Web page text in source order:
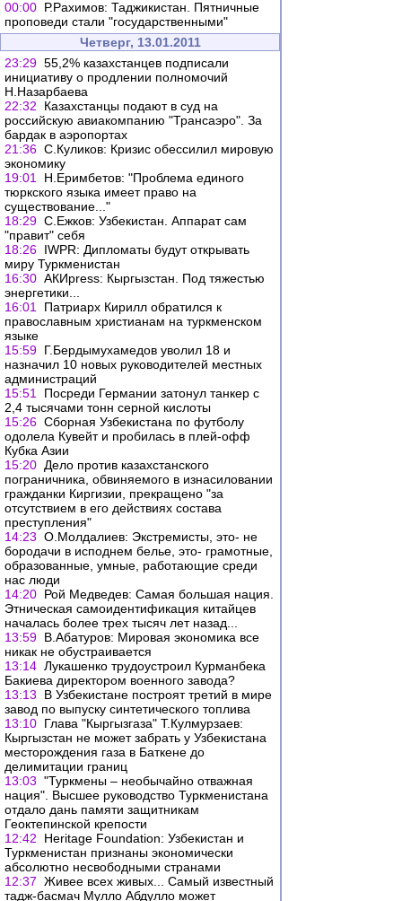
00:00 Р.Рахимов: Таджикистан. Пятничные
проповеди стали "государственными"
Четверг, 13.01.2011
23:29 55,2% казахстанцев подписали
инициативу о продлении полномочий
Н.Назарбаева
22:32
Казахстанцы подают в суд на
российскую авиакомпанию "Трансаэро". За
бардак в аэропортах
21:36 С.Куликов: Кризис обессилил мировую
экономику
19:01
Н.Еримбетов: "Проблема единого
тюркского языка имеет право на
существование..."
18:29 С.Ежков: Узбекистан. Аппарат сам
"правит" себя
18:26 IWPR: Дипломаты будут открывать
миру Туркменистан
16:30 АКИpress: Кыргызстан. Под тяжестью
энергетики...
16:01
Патриарх Кирилл обратился к
православным христианам на туркменском
языке
15:59 Г.Бердымухамедов уволил 18 и
назначил 10 новых руководителей местных
администраций
15:51
Посреди Германии затонул танкер с
2,4 тысячами тонн серной кислоты
15:26 Сборная Узбекистана по футболу
одолела Кувейт и пробилась в плей-офф
Кубка Азии
15:20 Дело против казахстанского
пограничника, обвиняемого в изнасиловании
гражданки Киргизии, прекращено "за
отсутствием в его действиях состава
преступления"
14:23 О.Молдалиев: Экстремисты, это- не
бородачи в исподнем белье, это- грамотные,
образованные, умные, работающие среди
нас люди
14:20 Рой Медведев: Самая большая нация.
Этническая самоидентификация китайцев
началась более трех тысяч лет назад...
13:59 В.Абатуров: Мировая экономика все
никак не обустраивается
13:14 Лукашенко трудоустроил Курманбека
Бакиева директором военного завода?
13:13
В Узбекистане построят третий в мире
завод по выпуску синтетического топлива
13:10 Глава "Кыргызгаза" Т.Кулмурзаев:
Кыргызстан не может забрать у Узбекистана
месторождения газа в Баткене до
делимитации границ
13:03 "Туркмены – необычайно отважная
нация". Высшее руководство Туркменистана
отдало дань памяти защитникам
Геоктепинской крепости
12:42
Heritage Foundation: Узбекистан и
Туркменистан признаны экономически
абсолютно несвободными странами
12:37 Живее всех живых... Самый известный
тадж-басмач Мулло Абдулло может